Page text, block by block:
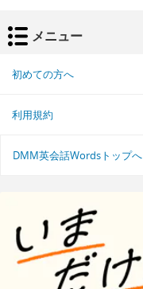
メニュー
初めての方へ
利用規約
DMM英会話Wordsトップへ